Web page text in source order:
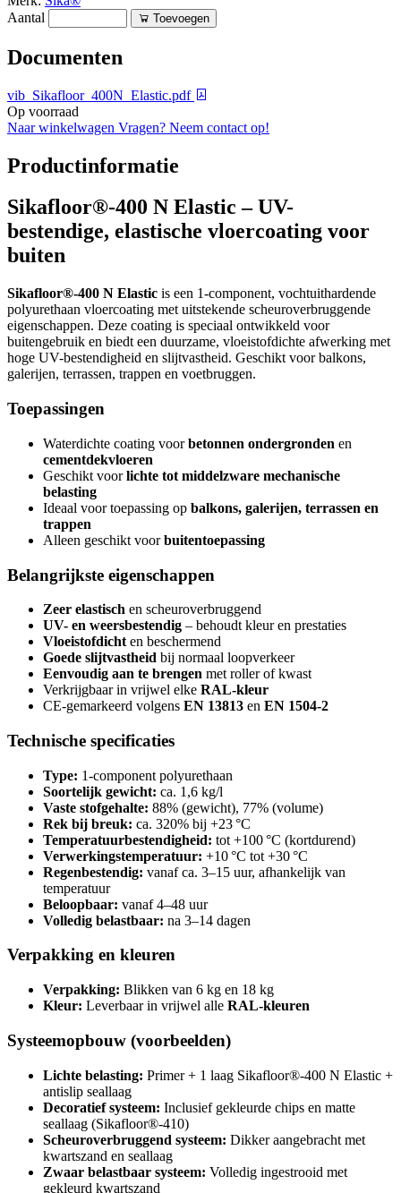
Aantal
Toevoegen
Documenten
vib_Sikafloor_400N_Elastic.pdf
Op voorraad
Naar winkelwagen Vragen? Neem contact op!
Productinformatie
Sikafloor®-400 N Elastic – UV-
bestendige, elastische vloercoating voor
buiten
Sikafloor®-400 N Elastic is een 1-component, vochtuithardende
polyurethaan vloercoating met uitstekende scheuroverbruggende
eigenschappen. Deze coating is speciaal ontwikkeld voor
buitengebruik en biedt een duurzame, vloeistofdichte afwerking met
hoge UV-bestendigheid en slijtvastheid. Geschikt voor balkons,
galerijen, terrassen, trappen en voetbruggen.
Toepassingen
Waterdichte coating voorbetonnen ondergronden en
cementdekvloeren
Geschikt voorlichte tot middelzware mechanische
belasting
Ideaal voor toepassing op balkons, galerijen, terrassen en
trappen
Alleen geschikt voorbuitentoepassing
Belangrijkste eigenschappen
Zeer elastisch en scheuroverbruggend
UV- en weersbestendig – behoudt kleur en prestaties
Vloeistofdicht en beschermend
Goede slijtvastheid bij normaal loopverkeer
Eenvoudig aan te brengen met roller of kwast
Verkrijgbaar in vrijwel elke RAL-kleur
CE-gemarkeerd volgens EN 13813 en EN 1504-2
Technische specificaties
Type: 1-component polyurethaan
Soortelijk gewicht: ca. 1,6 kg/l
Vaste stofgehalte: 88% (gewicht), 77% (volume)
Rek bij breuk: ca. 320% bij +23 °C
Temperatuurbestendigheid: tot +100 °C (kortdurend)
Verwerkingstemperatuur: +10 °C tot +30 °C
Regenbestendig: vanaf ca. 3–15 uur, afhankelijk van
temperatuur
Beloopbaar: vanaf 4–48 uur
Volledig belastbaar: na 3–14 dagen
Verpakking en kleuren
Verpakking: Blikken van 6 kg en 18 kg
Kleur: Leverbaar in vrijwel alle RAL-kleuren
Systeemopbouw (voorbeelden)
Lichte belasting: Primer + 1 laag Sikafloor®-400 N Elastic +
antislip seallaag
Decoratief systeem: Inclusief gekleurde chips en matte
seallaag (Sikafloor®-410)
Scheuroverbruggend systeem: Dikker aangebracht met
kwartszand en seallaag
Zwaar belastbaar systeem: Volledig ingestrooid met
gekleurd kwartszand